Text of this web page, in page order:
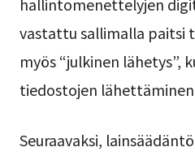
vastattu sallimalla paitsi
myös “julkinen lähetys”,
tiedostojen
Seuraavaksi,